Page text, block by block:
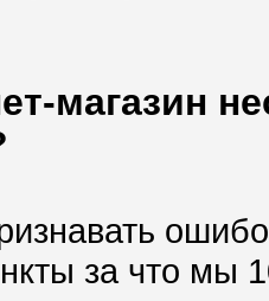
магазин
за что мы